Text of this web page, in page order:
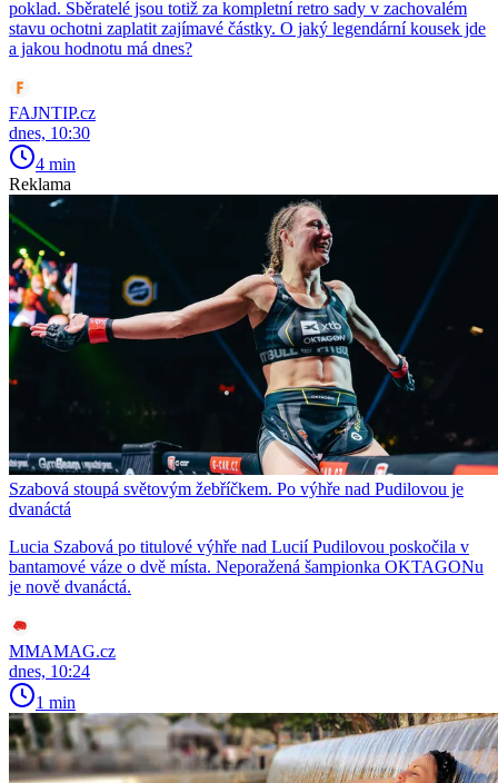
poklad. Sběratelé jsou totiž za kompletní retro sady v zachovalém
stavu ochotni zaplatit zajímavé částky. O jaký legendární kousek jde
a jakou hodnotu má dnes?
FAJNTIP.cz
dnes, 10:30
4 min
Reklama
Szabová stoupá světovým žebříčkem. Po výhře nad Pudilovou je
dvanáctá
Lucia Szabová po titulové výhře nad Lucií Pudilovou poskočila v
bantamové váze o dvě místa. Neporažená šampionka OKTAGONu
je nově dvanáctá.
MMAMAG.cz
dnes, 10:24
1 min